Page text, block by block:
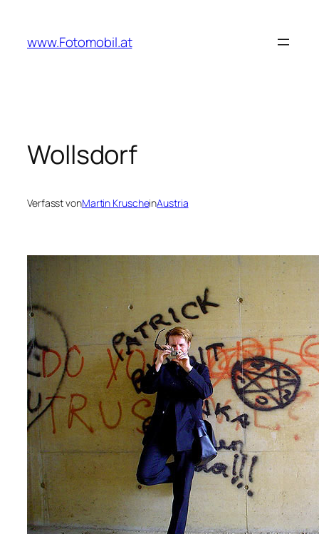
springen
www.Fotomobil.at
Wollsdorf
Verfasst vonMartin KruscheinAustria